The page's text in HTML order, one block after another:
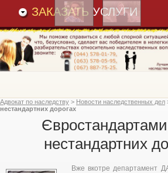
ЗАКАЗАТЬ УСЛУГИ
Адвокат по наследству > Новости наследственных дел
нестандартних дорогах
нестандартних
Вже вкотре департамент